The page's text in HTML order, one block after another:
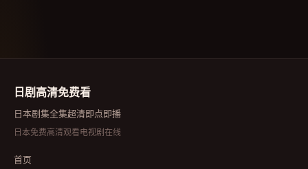
日剧高清免费看
日本剧集全集超清即点即播
日本免费高清观看电视剧在线
首页